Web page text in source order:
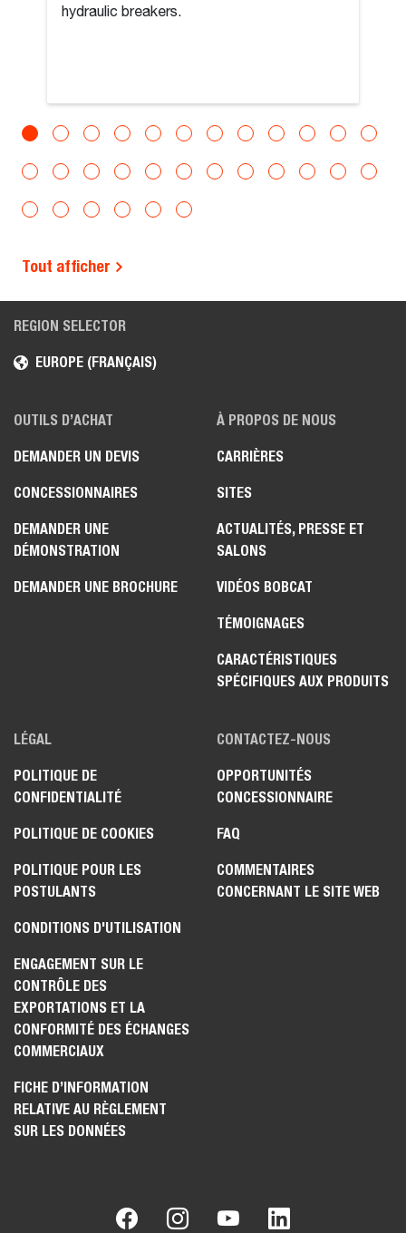
hydraulic breakers.
Tout afficher
REGION SELECTOR
EUROPE (FRANÇAIS)
OUTILS D’ACHAT
DEMANDER UN DEVIS
CONCESSIONNAIRES
DEMANDER UNE
DÉMONSTRATION
DEMANDER UNE BROCHURE
À PROPOS DE NOUS
CARRIÈRES
SITES
ACTUALITÉS, PRESSE ET
SALONS
VIDÉOS BOBCAT
TÉMOIGNAGES
CARACTÉRISTIQUES
SPÉCIFIQUES AUX PRODUITS
LÉGAL
POLITIQUE DE
CONFIDENTIALITÉ
POLITIQUE DE COOKIES
POLITIQUE POUR LES
POSTULANTS
CONDITIONS D'UTILISATION
ENGAGEMENT SUR LE
CONTRÔLE DES
EXPORTATIONS ET LA
CONFORMITÉ DES ÉCHANGES
COMMERCIAUX
FICHE D’INFORMATION
RELATIVE AU RÈGLEMENT
SUR LES DONNÉES
CONTACTEZ-NOUS
OPPORTUNITÉS
CONCESSIONNAIRE
FAQ
COMMENTAIRES
CONCERNANT LE SITE WEB